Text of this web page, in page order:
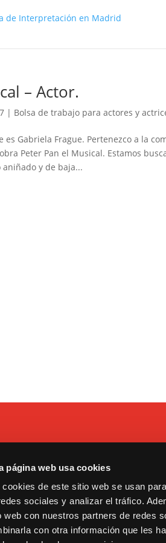
página web usa cookies
cookies de este sitio web se usan
sociales y analizar el tráfico.
web con nuestros partners de redes
con otra información que les
– Actor.
| Bolsa de trabajo para actores y
es Gabriela Frague. Pertenezco a la
Peter Pan el Musical. Estamos
y de baja...
C/ Tarragona, 17.
913600193.